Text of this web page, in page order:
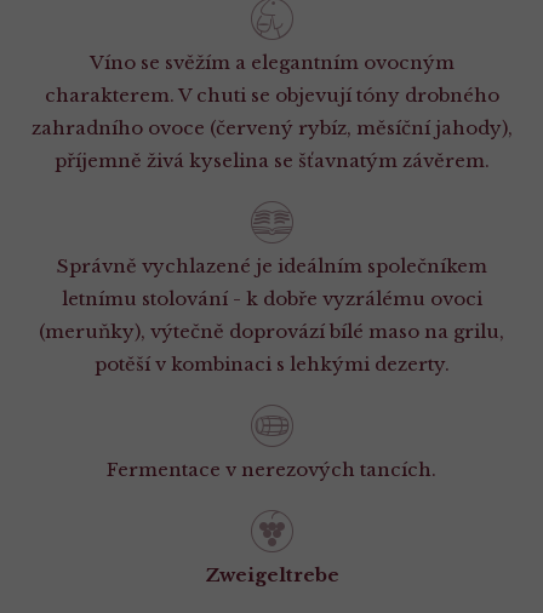
Víno se svěžím a elegantním ovocným
charakterem. V chuti se objevují tóny drobného
zahradního ovoce (červený rybíz, měsíční jahody),
příjemně živá kyselina se šťavnatým závěrem.
Správně vychlazené je ideálním společníkem
letnímu stolování - k dobře vyzrálému ovoci
(meruňky), výtečně doprovází bílé maso na grilu,
potěší v kombinaci s lehkými dezerty.
Fermentace v nerezových tancích.
Zweigeltrebe